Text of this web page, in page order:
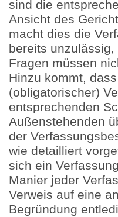
sind die
Ansicht des
macht dies die
bereits
Fragen müssen
Hinzu kommt,
(obligatorischer)
entsprechenden
Außenstehenden
der
wie detailliert
sich ein
Manier jeder
Verweis auf eine
Begründung